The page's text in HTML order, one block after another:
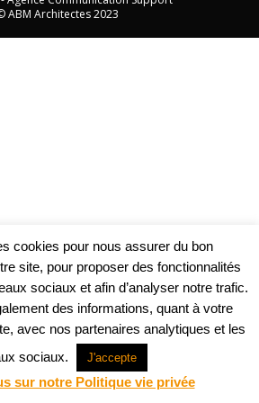
ABM Architectes 2023
cookies pour nous assurer du bon
site, pour proposer des fonctionnalités
sociaux et afin d’analyser notre trafic.
des informations, quant à votre
avec nos partenaires analytiques et les
sociaux.
J'accepte
sur notre Politique vie privée